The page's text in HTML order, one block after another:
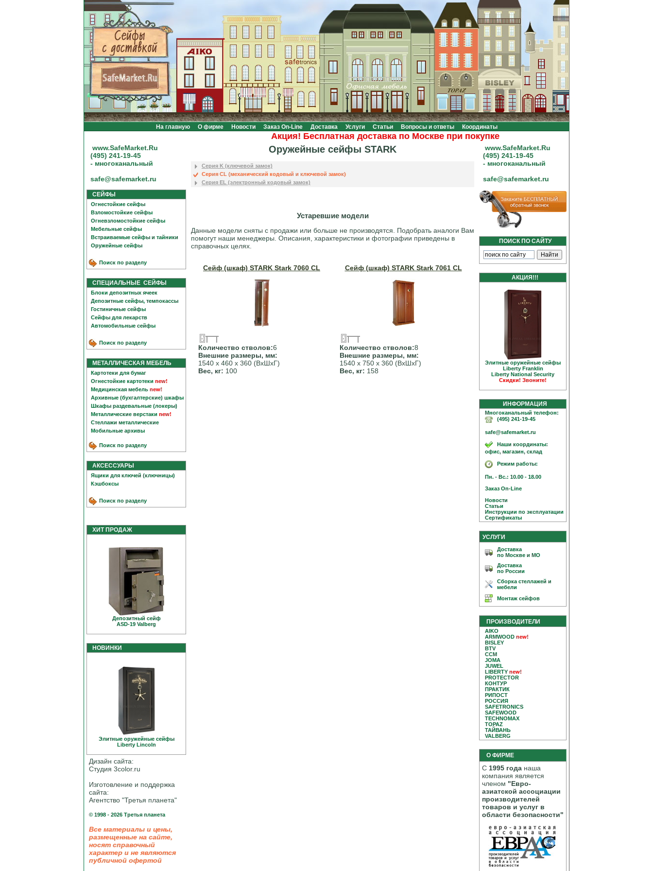
На главную О фирме Новости Заказ On-Line Доставка Услуги Статьи Вопросы и ответы Координаты
Акция! Бесплатная доставка по Москве при покупке на сумму от 20000 рублей.
www.SafeMarket.Ru
(495) 241-19-45
- многоканальный
safe@safemarket.ru
СЕЙФЫ
Огнестойкие сейфы
Взломостойкие сейфы
Огневзломостойкие сейфы
Мебельные сейфы
Встраиваемые сейфы и тайники
Оружейные сейфы
Поиск по разделу
СПЕЦИАЛЬНЫЕ СЕЙФЫ
Блоки депозитных ячеек
Депозитные сейфы, темпокассы
Гостиничные сейфы
Сейфы для лекарств
Автомобильные сейфы
Поиск по разделу
МЕТАЛЛИЧЕСКАЯ МЕБЕЛЬ
Картотеки для бумаг
Огнестойкие картотеки new!
Медицинская мебель new!
Архивные (бухгалтерские) шкафы
Шкафы раздевальные (локеры)
Металлические верстаки new!
Стеллажи металлические
Мобильные архивы
Поиск по разделу
АКСЕССУАРЫ
Ящики для ключей (ключницы)
Кэшбоксы
Поиск по разделу
ХИТ ПРОДАЖ
Депозитный сейф
ASD-19 Valberg
НОВИНКИ
Элитные оружейные сейфы
Liberty Linсoln
Дизайн сайта:
Студия 3color.ru
Изготовление и поддержка
сайта:
Агентство "Третья планета"
© 1998 - 2026 Третья планета
Все материалы и цены,
размещенные на сайте,
носят справочный
характер и не являются
публичной офертой
Оружейные сейфы STARK
Серия K (ключевой замок)
Серия CL (механический кодовый и ключевой замок)
Серия EL (электронный кодовый замок)
Устаревшие модели
Данные модели сняты с продажи или больше не производятся. Подобрать аналоги Вам
помогут наши менеджеры. Описания, характеристики и фотографии приведены в
справочных целях.
Сейф (шкаф) STARK Stark 7060 CL
Количество стволов:6
Внешние размеры, мм:
1540 х 460 х 360 (ВхШхГ)
Вес, кг: 100
Сейф (шкаф) STARK Stark 7061 CL
Количество стволов:8
Внешние размеры, мм:
1540 х 750 х 360 (ВхШхГ)
Вес, кг: 158
www.SafeMarket.Ru
(495) 241-19-45
- многоканальный
safe@safemarket.ru
ПОИСК ПО САЙТУ
АКЦИЯ!!!
Элитные оружейные сейфы
Liberty Franklin
Liberty National Security
Скидки! Звоните!
ИНФОРМАЦИЯ
Многоканальный телефон:
(495) 241-19-45
safe@safemarket.ru
Наши координаты:
офис, магазин, склад
Режим работы:
Пн. - Вс.: 10.00 - 18.00
Заказ On-Line
Новости
Статьи
Инструкции по эксплуатации
Сертификаты
УСЛУГИ
Доставка
по Москве и МО
Доставка
по России
Сборка стеллажей и
мебели
Монтаж сейфов
ПРОИЗВОДИТЕЛИ
AIKO
ARMWOOD new!
BISLEY
BTV
CCM
JOMA
JUWEL
LIBERTY new!
PROTECTOR
КОНТУР
ПРАКТИК
РИПОСТ
РОССИЯ
SAFETRONICS
SAFEWOOD
TECHNOMAX
TOPAZ
ТАЙВАНЬ
VALBERG
О ФИРМЕ
С 1995 года наша
компания является
членом "Евро-
азиатской ассоциации
производителей
товаров и услуг в
области безопасности"